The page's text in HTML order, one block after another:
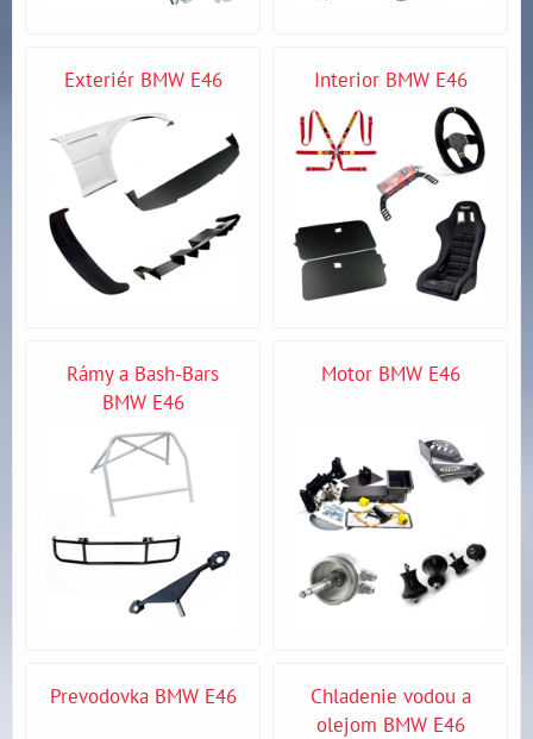
Exteriér BMW E46 Interior BMW E46
Rámy a Bash-Bars
BMW E46
Motor BMW E46
Prevodovka BMW E46
Chladenie vodou a
olejom BMW E46